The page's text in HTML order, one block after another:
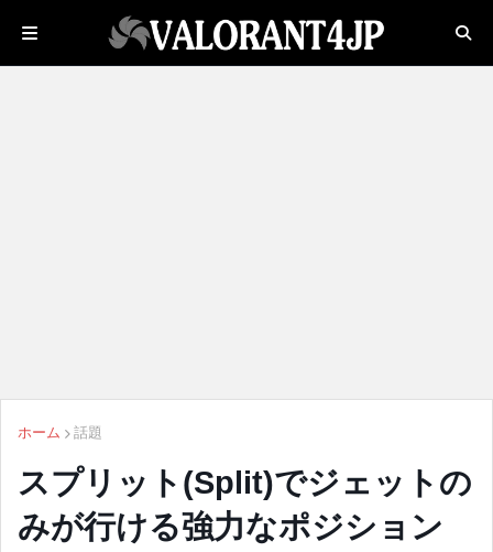
ホーム 話題
スプリット(Split)でジェットの
みが行ける強力なポジション